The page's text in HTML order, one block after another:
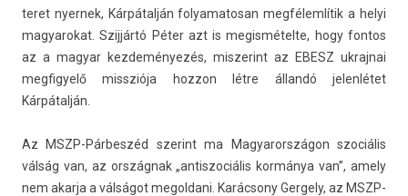
teret nyer­nek, Kárpátalján folyamatosan megfélemlítik a helyi
magyarokat. Szijjártó Péter azt is megis­métel­te, hogy fon­tos
az a magyar kez­deményezés, mis­zerint az EBESZ uk­rajnai
meg­figyelő mis­sziója hoz­zon létre állandó jelen­létet
Kárpátalján.
Az MSZP-Párbeszéd szerint ma Magyarországon szociális
válság van, az országnak „anti­szociális kormánya van”, amely
nem akar­ja a válságot megol­dani. Karácsony Ger­ge­ly, az MSZP-